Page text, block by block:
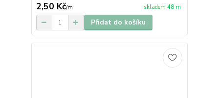
2,50 Kč/m skladem 48 m
Přidat do košíku